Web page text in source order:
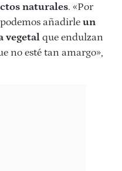
naturales. «Por
añadirle un
vegetal que endulzan
no esté tan amargo»,